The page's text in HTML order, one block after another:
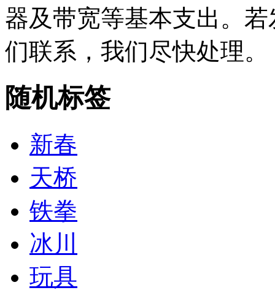
器及带宽等基本支出。
们联系，我们尽快处理。
随机标签
新春
天桥
铁拳
冰川
玩具